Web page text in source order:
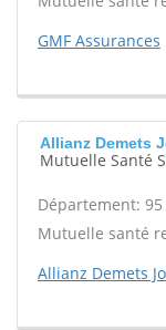
GMF Assurances
Allianz Demets
Mutuelle Santé
Département: 95
Mutuelle santé
Allianz Demets